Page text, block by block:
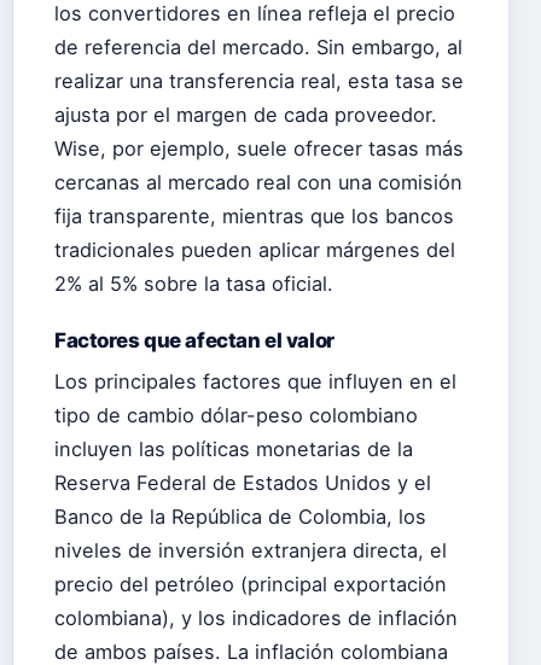
los convertidores en línea refleja el precio
de referencia del mercado. Sin embargo, al
realizar una transferencia real, esta tasa se
ajusta por el margen de cada proveedor.
Wise, por ejemplo, suele ofrecer tasas más
cercanas al mercado real con una comisión
fija transparente, mientras que los bancos
tradicionales pueden aplicar márgenes del
2% al 5% sobre la tasa oficial.
Factores que afectan el valor
Los principales factores que influyen en el
tipo de cambio dólar-peso colombiano
incluyen las políticas monetarias de la
Reserva Federal de Estados Unidos y el
Banco de la República de Colombia, los
niveles de inversión extranjera directa, el
precio del petróleo (principal exportación
colombiana), y los indicadores de inflación
de ambos países. La inflación colombiana